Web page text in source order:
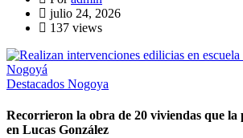
julio 24, 2026
137 views
Destacados Nogoya
Recorrieron la obra de 20 viviendas que
en Lucas González